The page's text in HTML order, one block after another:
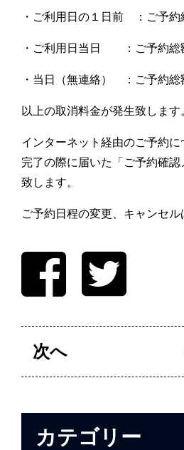
・ご利用日の１日前 ：ご予約
・ご利用日当日 ：ご予約総
・当日（無連絡） ：ご予約総
以上の取消料金が発生致します
インターネット経由のご予約
完了の際に届いた「ご予約確
致します。
ご予約日程の変更、キャンセ
次へ
カテゴリー